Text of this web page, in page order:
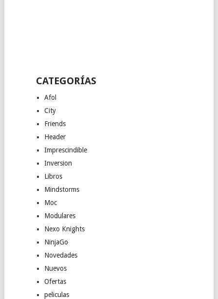
CATEGORÍAS
Afol
City
Friends
Header
Imprescindible
Inversion
Libros
Mindstorms
Moc
Modulares
Nexo Knights
NinjaGo
Novedades
Nuevos
Ofertas
peliculas